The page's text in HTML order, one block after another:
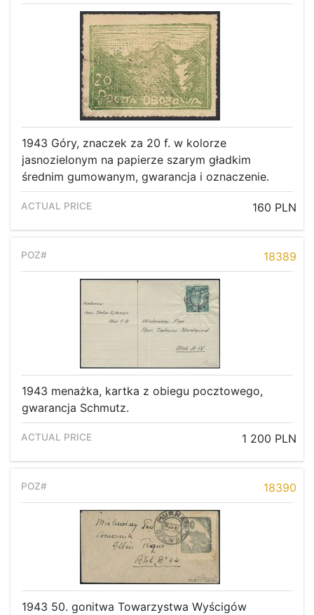
1943 Góry, znaczek za 20 f. w kolorze
jasnozielonym na papierze szarym gładkim
średnim gumowanym, gwarancja i oznaczenie.
160 PLN
18389
1943 menażka, kartka z obiegu pocztowego,
gwarancja Schmutz.
1 200 PLN
18390
1943 50. gonitwa Towarzystwa Wyścigów